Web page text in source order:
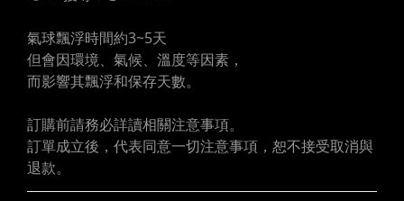
氣球飄浮時間約3~5天
但會因環境、氣候、溫度等因素，
而影響其飄浮和保存天數。
訂購前請務必詳讀相關注意事項。
訂單成立後，代表同意一切注意事項，恕不接受取消與
退款。